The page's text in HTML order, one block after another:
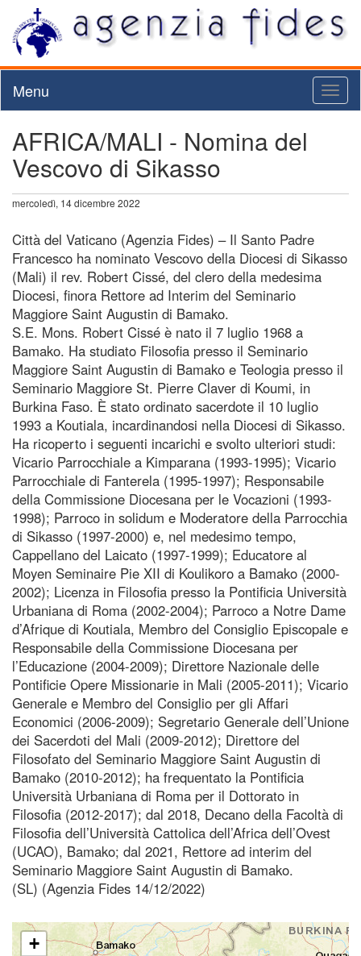
Menu
AFRICA/MALI - Nomina del
Vescovo di Sikasso
mercoledì, 14 dicembre 2022
Città del Vaticano (Agenzia Fides) – Il Santo Padre
Francesco ha nominato Vescovo della Diocesi di Sikasso
(Mali) il rev. Robert Cissé, del clero della medesima
Diocesi, finora Rettore ad Interim del Seminario
Maggiore Saint Augustin di Bamako.
S.E. Mons. Robert Cissé è nato il 7 luglio 1968 a
Bamako. Ha studiato Filosofia presso il Seminario
Maggiore Saint Augustin di Bamako e Teologia presso il
Seminario Maggiore St. Pierre Claver di Koumi, in
Burkina Faso. È stato ordinato sacerdote il 10 luglio
1993 a Koutiala, incardinandosi nella Diocesi di Sikasso.
Ha ricoperto i seguenti incarichi e svolto ulteriori studi:
Vicario Parrocchiale a Kimparana (1993-1995); Vicario
Parrocchiale di Fanterela (1995-1997); Responsabile
della Commissione Diocesana per le Vocazioni (1993-
1998); Parroco in solidum e Moderatore della Parrocchia
di Sikasso (1997-2000) e, nel medesimo tempo,
Cappellano del Laicato (1997-1999); Educatore al
Moyen Seminaire Pie XII di Koulikoro a Bamako (2000-
2002); Licenza in Filosofia presso la Pontificia Università
Urbaniana di Roma (2002-2004); Parroco a Notre Dame
d’Afrique di Koutiala, Membro del Consiglio Episcopale e
Responsabile della Commissione Diocesana per
l’Educazione (2004-2009); Direttore Nazionale delle
Pontificie Opere Missionarie in Mali (2005-2011); Vicario
Generale e Membro del Consiglio per gli Affari
Economici (2006-2009); Segretario Generale dell’Unione
dei Sacerdoti del Mali (2009-2012); Direttore del
Filosofato del Seminario Maggiore Saint Augustin di
Bamako (2010-2012); ha frequentato la Pontificia
Università Urbaniana di Roma per il Dottorato in
Filosofia (2012-2017); dal 2018, Decano della Facoltà di
Filosofia dell’Università Cattolica dell’Africa dell’Ovest
(UCAO), Bamako; dal 2021, Rettore ad interim del
Seminario Maggiore Saint Augustin di Bamako.
(SL) (Agenzia Fides 14/12/2022)
+